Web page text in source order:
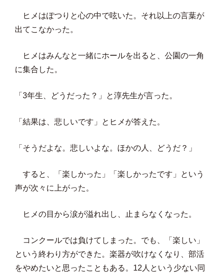
ヒメはぽつりと心の中で呟いた。それ以上の言葉が
出てこなかった。
ヒメはみんなと一緒にホールを出ると、公園の一角
に集合した。
「3年生、どうだった？」と淳先生が言った。
「結果は、悲しいです」とヒメが答えた。
「そうだよな。悲しいよな。ほかの人、どうだ？」
すると、「楽しかった」「楽しかったです」という
声が次々に上がった。
ヒメの目から涙が溢れ出し、止まらなくなった。
コンクールでは負けてしまった。でも、「楽しい」
という終わり方ができた。楽器が吹けなくなり、部活
をやめたいと思ったこともある。12人という少ない同